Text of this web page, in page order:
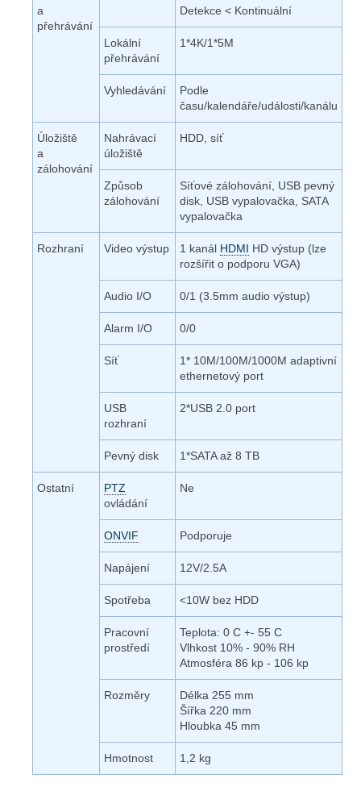
a
přehrávání
Detekce < Kontinuální
Lokální
přehrávání
1*4K/1*5M
Vyhledávání
Podle
času/kalendáře/události/kanálu
Úložiště
a
zálohování
Nahrávací
úložiště
HDD, síť
Způsob
zálohování
Síťové zálohování, USB pevný
disk, USB vypalovačka, SATA
vypalovačka
Rozhraní Video výstup 1 kanál HDMI HD výstup (lze
rozšířit o podporu VGA)
Audio I/O 0/1 (3.5mm audio výstup)
Alarm I/O 0/0
Síť
1* 10M/100M/1000M adaptivní
ethernetový port
USB
rozhraní
2*USB 2.0 port
Pevný disk 1*SATA až 8 TB
Ostatní
PTZ
ovládání
Ne
ONVIF Podporuje
Napájení 12V/2.5A
Spotřeba <10W bez HDD
Pracovní
prostředí
Teplota: 0 C +- 55 C
Vlhkost 10% - 90% RH
Atmosféra 86 kp - 106 kp
Rozměry
Délka 255 mm
Šířka 220 mm
Hloubka 45 mm
Hmotnost 1,2 kg